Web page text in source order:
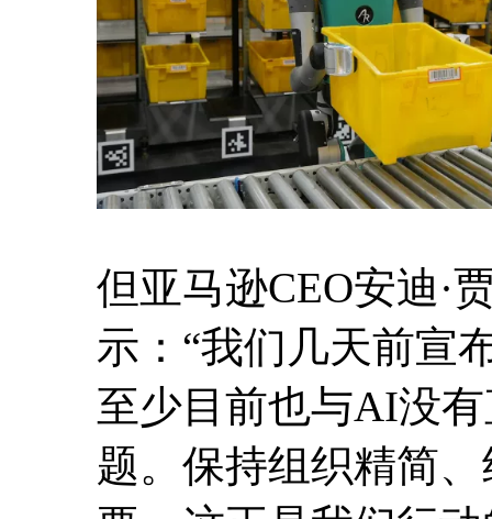
但亚马逊CEO安迪·
示：“我们几天前宣
至少目前也与AI没
题。保持组织精简